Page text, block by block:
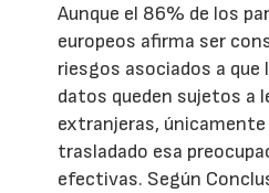
Aunque el 86% de los
europeos afirma ser
riesgos asociados a
datos queden sujetos a
extranjeras,
trasladado esa
efectivas. Según